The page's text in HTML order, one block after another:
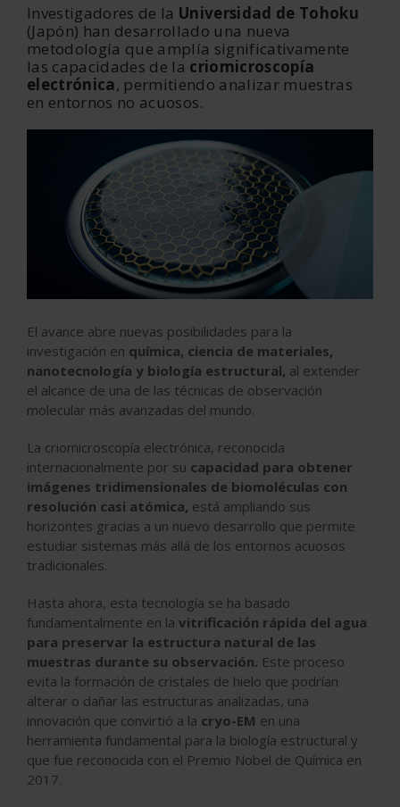
Investigadores de la Universidad de Tohoku
(Japón) han desarrollado una nueva
metodología que amplía significativamente
las capacidades de la criomicroscopía
electrónica, permitiendo analizar muestras
en entornos no acuosos.
El avance abre nuevas posibilidades para la
investigación en química, ciencia de materiales,
nanotecnología y biología estructural, al extender
el alcance de una de las técnicas de observación
molecular más avanzadas del mundo.
La criomicroscopía electrónica, reconocida
internacionalmente por su capacidad para obtener
imágenes tridimensionales de biomoléculas con
resolución casi atómica, está ampliando sus
horizontes gracias a un nuevo desarrollo que permite
estudiar sistemas más allá de los entornos acuosos
tradicionales.
Hasta ahora, esta tecnología se ha basado
fundamentalmente en la vitrificación rápida del agua
para preservar la estructura natural de las
muestras durante su observación. Este proceso
evita la formación de cristales de hielo que podrían
alterar o dañar las estructuras analizadas, una
innovación que convirtió a la cryo-EM en una
herramienta fundamental para la biología estructural y
que fue reconocida con el Premio Nobel de Química en
2017.